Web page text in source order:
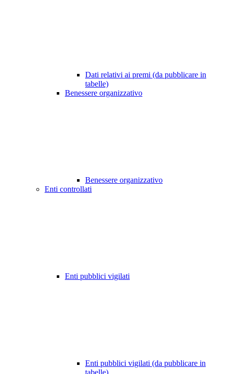
Dati relativi ai premi (da pubblicare in
tabelle)
Benessere organizzativo
Benessere organizzativo
Enti controllati
Enti pubblici vigilati
Enti pubblici vigilati (da pubblicare in